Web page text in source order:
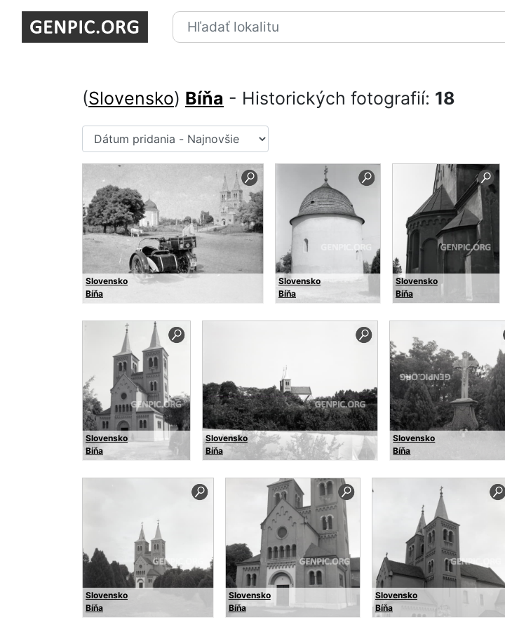
(Slovensko) Bíňa - Historických fotografií: 18
Slovensko
Bíňa
Slovensko
Bíňa
Slovensko
Bíňa
Slovensko
Bíňa
Slovensko
Bíňa
Slovensko
Bíňa
Slovensko
Bíňa
Slovensko
Bíňa
Slovensko
Bíňa